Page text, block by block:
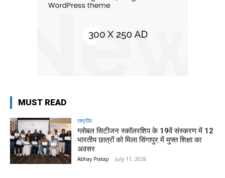
MUST READ
राष्ट्रीय
ग्लोबल सिटीजन स्कॉलरशिप के 19वें संस्करण में 12
भारतीय छात्रों को मिला सिंगापुर में मुफ्त शिक्षा का
अवसर
Abhay Pratap - July 11, 2026